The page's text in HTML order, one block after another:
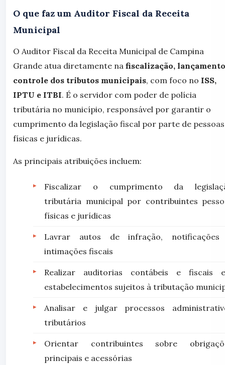
O que faz um Auditor Fiscal da Receita
Municipal
O Auditor Fiscal da Receita Municipal de Campina
Grande atua diretamente na fiscalização,
controle dos tributos municipais, com foco no ISS,
IPTU e ITBI. É o servidor com poder de polícia
tributária no município, responsável por garantir o
cumprimento da legislação fiscal por parte de pessoas
físicas e jurídicas.
As principais atribuições incluem:
Fiscalizar o cumprimento da
tributária municipal por contribuintes
físicas e jurídicas
Lavrar autos de infração,
intimações fiscais
Realizar auditorias contábeis e fiscais
estabelecimentos sujeitos à tributação
Analisar e julgar processos
tributários
Orientar contribuintes sobre
principais e acessórias